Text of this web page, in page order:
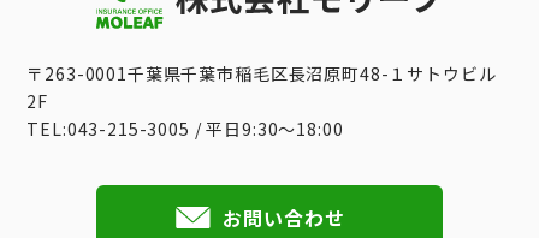
〒263-0001千葉県千葉市稲毛区長沼原町48-１サトウビル
2F
TEL:043-215-3005 / 平日9:30〜18:00
お問い合わせ